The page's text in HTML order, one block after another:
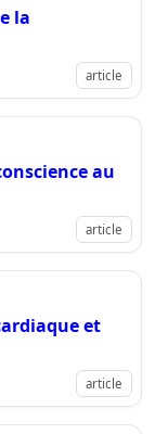
la
article
au
article
et
article